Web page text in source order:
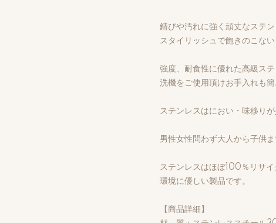
錆びや汚れに強く頑丈なステ
スタイリッシュで飽きのこな
強度、耐食性に優れた高級ス
洗機をご使用頂けお手入れも簡
ステンレスはにおい・味移り
男性女性問わず大人から子供
ステンレスはほぼ100％リサイ
環境に優しい製品です。
【商品詳細】